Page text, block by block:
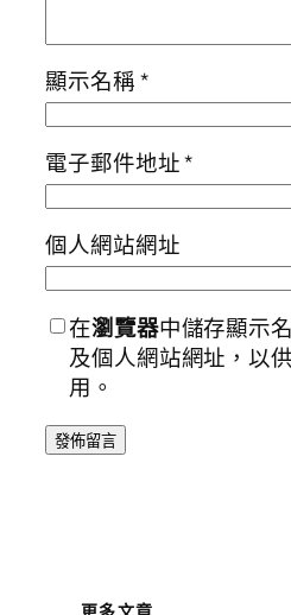
顯示名稱*
電子郵件地址*
個人網站網址
在瀏覽器中儲存顯示
及個人網站網址，以
用。